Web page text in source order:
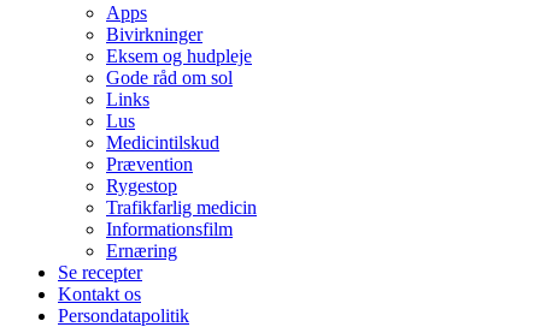
Apps
Bivirkninger
Eksem og hudpleje
Gode råd om sol
Links
Lus
Medicintilskud
Prævention
Rygestop
Trafikfarlig medicin
Informationsfilm
Ernæring
Se recepter
Kontakt os
Persondatapolitik